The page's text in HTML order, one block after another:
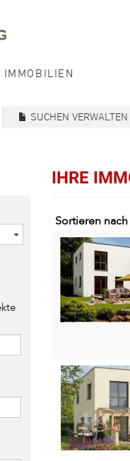
IMMOBILIEN
SUCHEN VERWALTEN
IHRE
Sortieren nach